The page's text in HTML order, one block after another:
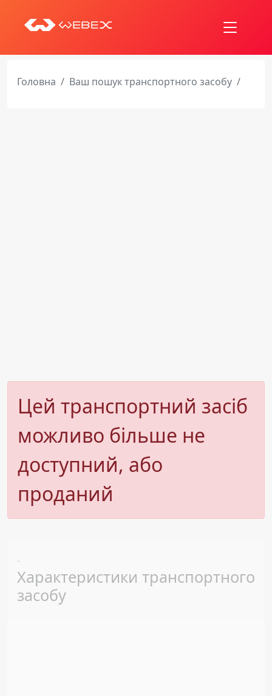
Головна Ваш пошук транспортного засобу
Цей транспортний засіб
можливо більше не
доступний, або
проданий
-
Характеристики транспортного
засобу